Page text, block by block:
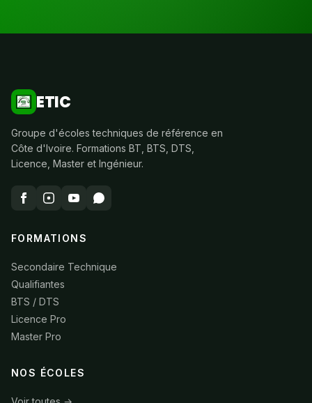
ETIC
Groupe d'écoles techniques de référence en
Côte d'Ivoire. Formations BT, BTS, DTS,
Licence, Master et Ingénieur.
FORMATIONS
Secondaire Technique
Qualifiantes
BTS / DTS
Licence Pro
Master Pro
NOS ÉCOLES